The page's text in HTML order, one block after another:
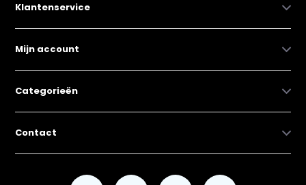
Klantenservice
Mijn account
Categorieën
Contact